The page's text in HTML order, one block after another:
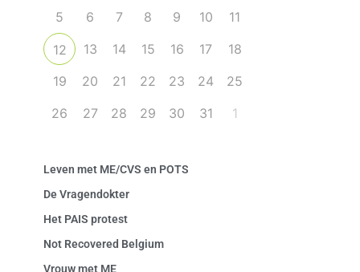
5
6 7 8 9 10 11
12 13 14 15 16 17
18
19
20 21 22 23 24
25
26
27 28 29 30 31 1
Leven met ME/CVS en POTS
De Vragendokter
Het PAIS protest
Not Recovered Belgium
Vrouw met ME